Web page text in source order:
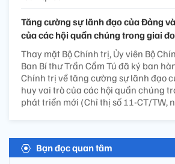
Tăng cường sự lãnh đạo của Đảng
của các hội quần chúng trong giai
Thay mặt Bộ Chính trị, Ủy viên Bộ
Ban Bí thư Trần Cẩm Tú đã ký ban
Chính trị về tăng cường sự lãnh đạo
huy vai trò của các hội quần chúng
phát triển mới (Chỉ thị số 11-CT/TW,
Bạn đọc quan tâm